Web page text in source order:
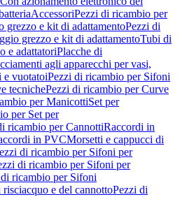
AccessoriPezzi di ricambio per
grezzo e kit di adattamentoPezzi di
grezzo e kit di adattamentoTubi di
e adattatoriPlacche di
agli apparecchi per vasi,
e vuotatoiPezzi di ricambio per Sifoni
tecnichePezzi di ricambio per Curve
per ManicottiSet per
per Set per
ricambio per CannottiRaccordi in
in PVCMorsetti e cappucci di
di ricambio per Sifoni per
di ricambio per Sifoni per
ricambio per Sifoni
e del cannottoPezzi di